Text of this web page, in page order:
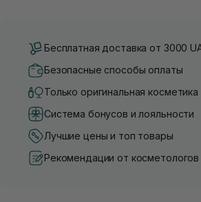
Бесплатная доставка от 3000
Безопасные способы оплаты
Только оригинальная косметика
Система бонусов и лояльности
Лучшие цены и топ товары
Рекомендации от косметологов